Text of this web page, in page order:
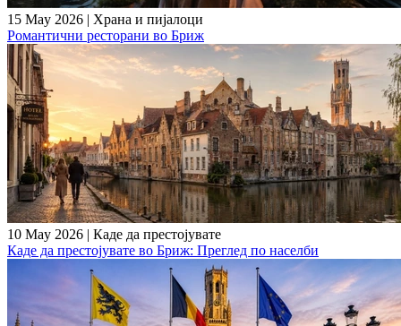
15 May 2026 | Храна и пијалоци
Романтични ресторани во Бриж
10 May 2026 | Каде да престојувате
Каде да престојувате во Бриж: Преглед по населби